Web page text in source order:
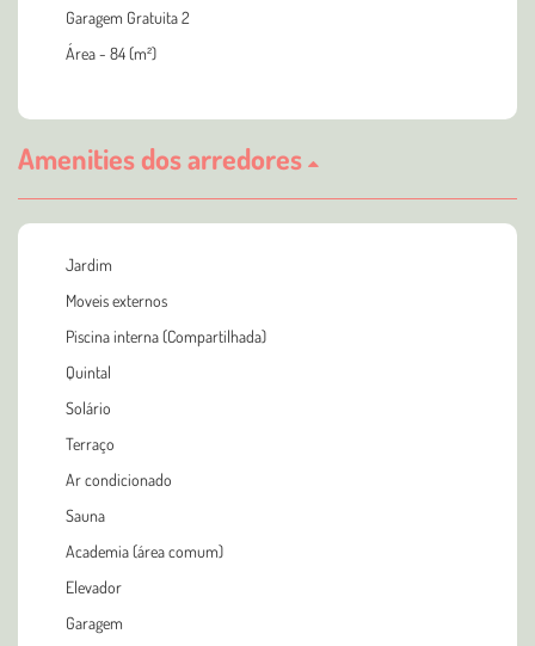
Garagem Gratuita 2
Área - 84 (m²)
Amenities dos arredores
Jardim
Moveis externos
Piscina interna (Compartilhada)
Quintal
Solário
Terraço
Ar condicionado
Sauna
Academia (área comum)
Elevador
Garagem